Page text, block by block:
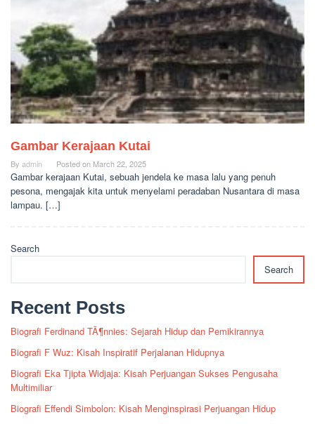
Gambar Kerajaan Kutai
By admin Posted on March 22, 2025
Gambar kerajaan Kutai, sebuah jendela ke masa lalu yang penuh
pesona, mengajak kita untuk menyelami peradaban Nusantara di masa
lampau. […]
Search
Search
Recent Posts
Biografi Ferdinand TÃ¶nnies: Sejarah Hidup dan Pemikirannya
Biografi F Wuz: Kisah Inspiratif Perjalanan Hidupnya
Biografi Eka Tjipta Widjaja: Kisah Perjuangan Sukses Pengusaha
Multimiliar
Biografi Effendi Simbolon: Kisah Menginspirasi Perjuangan Hidup